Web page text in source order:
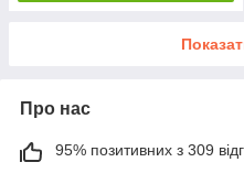
Про нас
95% позитивних з 309